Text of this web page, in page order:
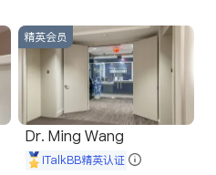
售前软装staging
室内装修
精英会员
Dr. Ming Wang
iTalkBB精英认证